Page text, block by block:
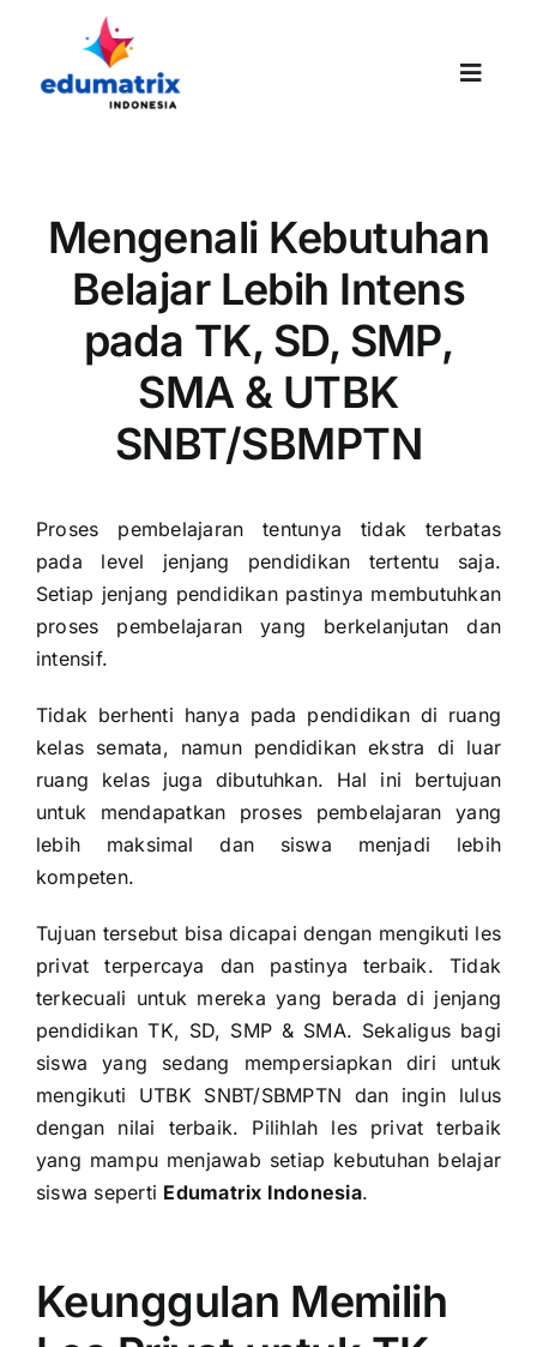
content
Toggle
Mengenali Kebutuhan
Belajar Lebih Intens
pada TK, SD, SMP,
SMA & UTBK
SNBT/SBMPTN
Proses pembelajaran tentunya tidak terbatas
pada level jenjang pendidikan tertentu saja.
Setiap jenjang pendidikan pastinya membutuhkan
proses pembelajaran yang berkelanjutan dan
intensif.
Tidak berhenti hanya pada pendidikan di ruang
kelas semata, namun pendidikan ekstra di luar
ruang kelas juga dibutuhkan. Hal ini bertujuan
untuk mendapatkan proses pembelajaran yang
lebih maksimal dan siswa menjadi lebih
kompeten.
Tujuan tersebut bisa dicapai dengan mengikuti les
privat terpercaya dan pastinya terbaik. Tidak
terkecuali untuk mereka yang berada di jenjang
pendidikan TK, SD, SMP & SMA. Sekaligus bagi
siswa yang sedang mempersiapkan diri untuk
mengikuti UTBK SNBT/SBMPTN dan ingin lulus
dengan nilai terbaik. Pilihlah les privat terbaik
yang mampu menjawab setiap kebutuhan belajar
siswa seperti Edumatrix Indonesia.
Keunggulan Memilih